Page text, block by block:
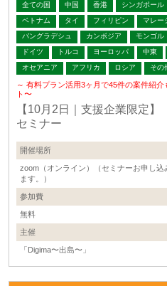
全ての国 中国 香港 シンガポール
ベトナム
タイ フィリピン マレー
バングラデシュ
カンボジア モンゴル
ドイツ
トルコ ヨーロッパ 中東
オセアニア
アフリカ ロシア その
～ 有料プラン活用3ヶ月で45件の案件紹
ト〜
【10月2日｜支援企業限定
セミナー
開催場所
zoom（オンライン）（セミナーお申し
ます。）
参加費
無料
主催
「Digima〜出島〜」